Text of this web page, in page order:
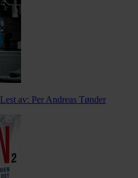
Lest av: Per Andreas Tønder